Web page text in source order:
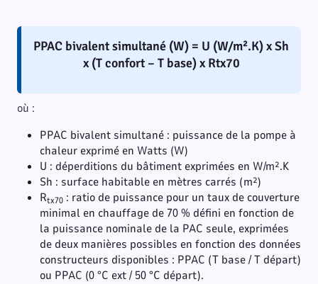
PPAC bivalent simultané (W) = U (W/m².K) x Sh
x (T confort – T base) x Rtx70
où :
PPAC bivalent simultané : puissance de la pompe à
chaleur exprimé en Watts (W)
U : déperditions du bâtiment exprimées en W/m².K
Sh : surface habitable en mètres carrés (m²)
Rtx70 : ratio de puissance pour un taux de couverture
minimal en chauffage de 70 % défini en fonction de
la puissance nominale de la PAC seule, exprimées
de deux manières possibles en fonction des données
constructeurs disponibles : PPAC (T base / T départ)
ou PPAC (0 °C ext / 50 °C départ).